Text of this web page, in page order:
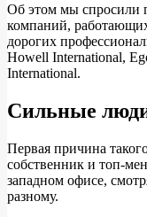
Об этом мы спросили
компаний,
дорогих
Howell International,
International.
Сильные
Первая причина
собственник и топ-
западном офисе,
разному.